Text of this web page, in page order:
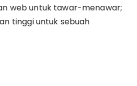
web untuk tawar-menawar;
tinggi untuk sebuah